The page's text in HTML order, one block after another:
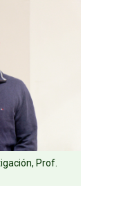
Prof.